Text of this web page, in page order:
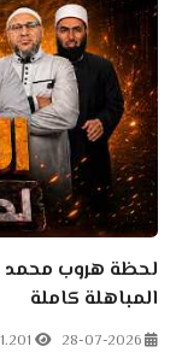
لحظة هروب
المباهلة كاملة
28-07-2026